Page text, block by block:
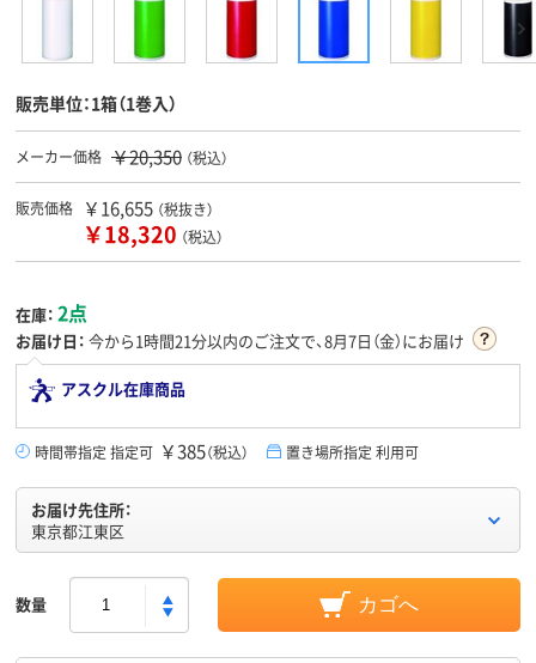
販売単位：1箱（1巻入）
メーカー価格 ￥20,350 （税込）
販売価格 ￥16,655 （税抜き）
￥18,320 （税込）
在庫： 2点
お届け日： 今から1時間21分以内のご注文で、8月7日（金）にお届け
アスクル在庫商品
時間帯指定 指定可 ￥385（税込） 置き場所指定 利用可
お届け先住所：
東京都江東区
数量 カゴへ